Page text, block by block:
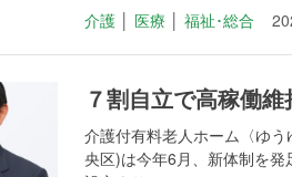
介護
医療 福祉･総合
７割自立で高稼働
介護付有料老人ホーム〈ゆ
央区)は今年6月、新体制を